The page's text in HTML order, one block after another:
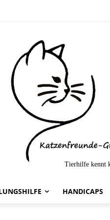
Tierhilfe kennt
HANDICAPS